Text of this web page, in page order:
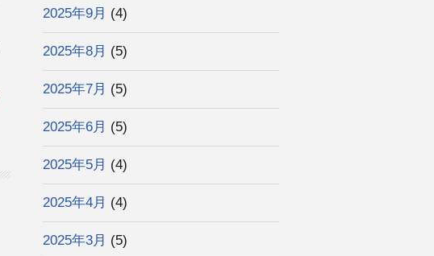
2025年9月 (4)
2025年8月 (5)
2025年7月 (5)
2025年6月 (5)
2025年5月 (4)
2025年4月 (4)
2025年3月 (5)